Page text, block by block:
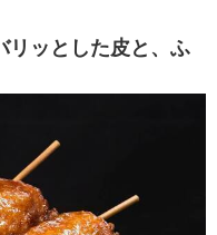
リッとした皮と、ふ